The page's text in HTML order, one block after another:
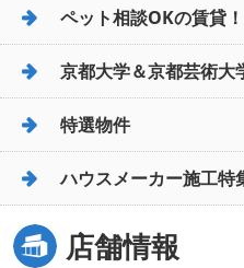
ペット相談OKの賃貸！
京都大学＆京都芸術大
特選物件
ハウスメーカー施工特
店舗情報